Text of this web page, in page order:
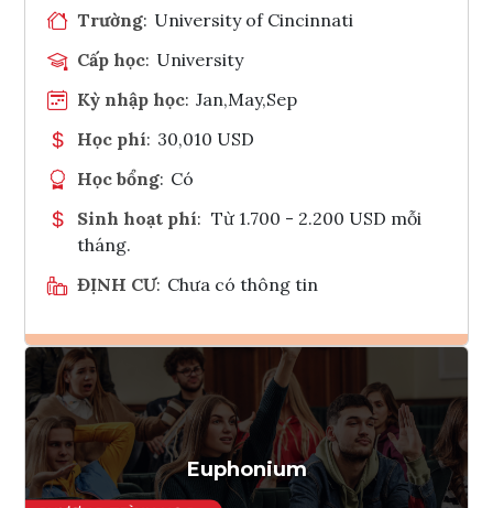
Trường: University of Cincinnati
Cấp học: University
Kỳ nhập học: Jan,May,Sep
Học phí: 30,010 USD
Học bổng: Có
Sinh hoạt phí: Từ 1.700 - 2.200 USD mỗi
tháng.
ĐỊNH CƯ: Chưa có thông tin
Ghi danh
Tham vấn Interlink
Euphonium